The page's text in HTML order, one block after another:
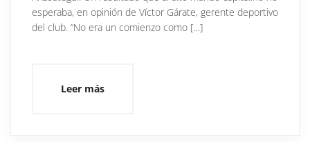
esperaba, en opinión de Víctor Gárate, gerente deportivo
del club. “No era un comienzo como […]
Leer más